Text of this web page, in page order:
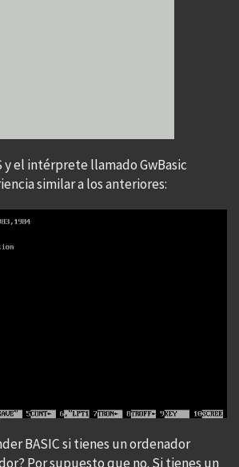
y el intérprete llamado GwBasic
similar a los anteriores:
BASIC si tienes un ordenador
Por supuesto que no. Si tienes un